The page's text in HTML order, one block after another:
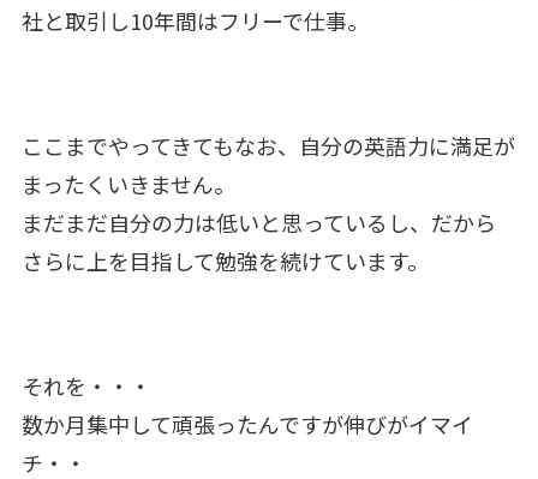
社と取引し10年間はフリーで仕事。
ここまでやってきてもなお、自分の英語力に満足が
まったくいきません。
まだまだ自分の力は低いと思っているし、だから
さらに上を目指して勉強を続けています。
それを・・・
数か月集中して頑張ったんですが伸びがイマイ
チ・・